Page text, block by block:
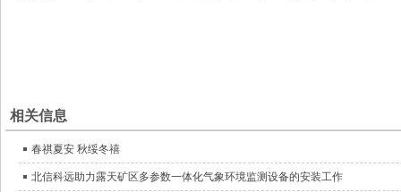
相关信息
春祺夏安 秋绥冬禧
北信科远助力露天矿区多参数一体化气象环境监测设备的安装工作